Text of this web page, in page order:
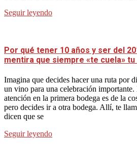
Seguir leyendo
Por qué tener 10 años y ser del
mentira que siempre «te cuela»
Imagina que decides hacer una ruta por
un vino para una celebración
atención en la primera bodega es de la
pero decides ir a otra bodega. Allí, te
dicen que se
Seguir leyendo